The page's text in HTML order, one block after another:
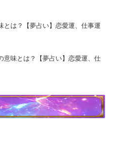
とは？【夢占い】恋愛運、仕事運
意味とは？【夢占い】恋愛運、仕